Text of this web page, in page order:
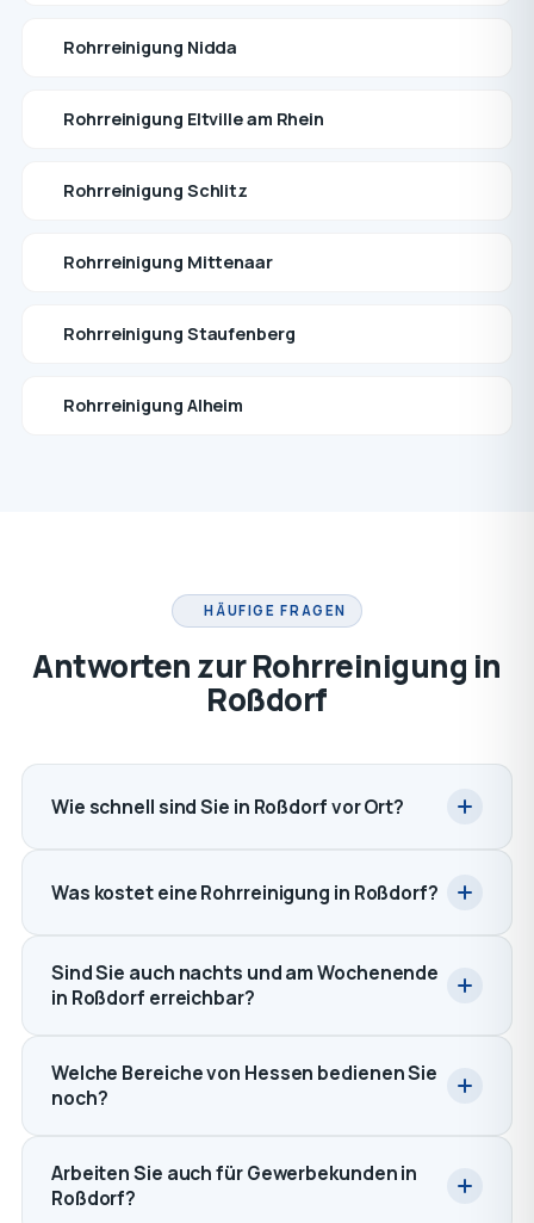
Rohrreinigung Nidda
Rohrreinigung Eltville am Rhein
Rohrreinigung Schlitz
Rohrreinigung Mittenaar
Rohrreinigung Staufenberg
Rohrreinigung Alheim
HÄUFIGE FRAGEN
Antworten zur Rohrreinigung in
Roßdorf
Wie schnell sind Sie in Roßdorf vor Ort?
Was kostet eine Rohrreinigung in Roßdorf?
Sind Sie auch nachts und am Wochenende
in Roßdorf erreichbar?
Welche Bereiche von Hessen bedienen Sie
noch?
Arbeiten Sie auch für Gewerbekunden in
Roßdorf?